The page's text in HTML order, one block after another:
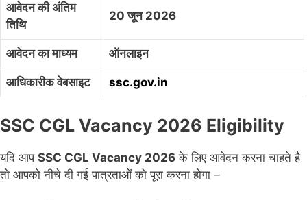
आवेदन की अंतिम
तिथि
20 जून 2026
आवेदन का माध्यम ऑनलाइन
आधिकारीक वेबसाइट ssc.gov.in
SSC CGL Vacancy 2026 Eligibility
यदि आप SSC CGL Vacancy 2026 के लिए आवेदन करना चाहते है
तो आपको नीचे दी गई पात्रताओं को पूरा करना होगा –